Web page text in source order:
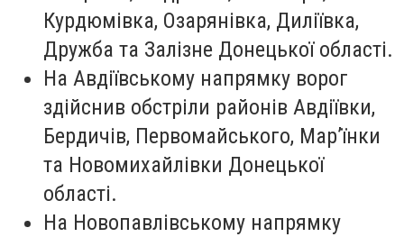
Курдюмівка, Озарянівка, Диліївка,
Дружба та Залізне Донецької області.
На Авдіївському напрямку ворог
здійснив обстріли районів Авдіївки,
Бердичів, Первомайського, Мар’їнки
та Новомихайлівки Донецької
області.
На Новопавлівському напрямку